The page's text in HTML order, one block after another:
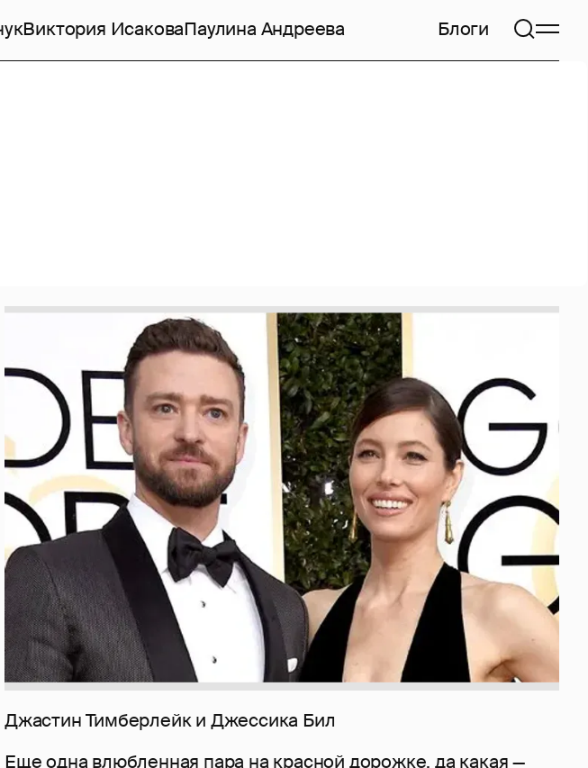
Виктория ИсаковаПаулина Андреева Блоги
Джастин Тимберлейк и Джессика Бил
Еще одна влюбленная пара на красной дорожке, да какая —